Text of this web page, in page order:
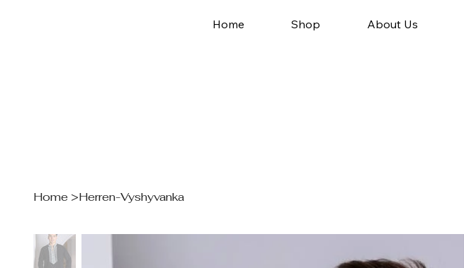
Home Shop About Us
Home >Herren-Vyshyvanka